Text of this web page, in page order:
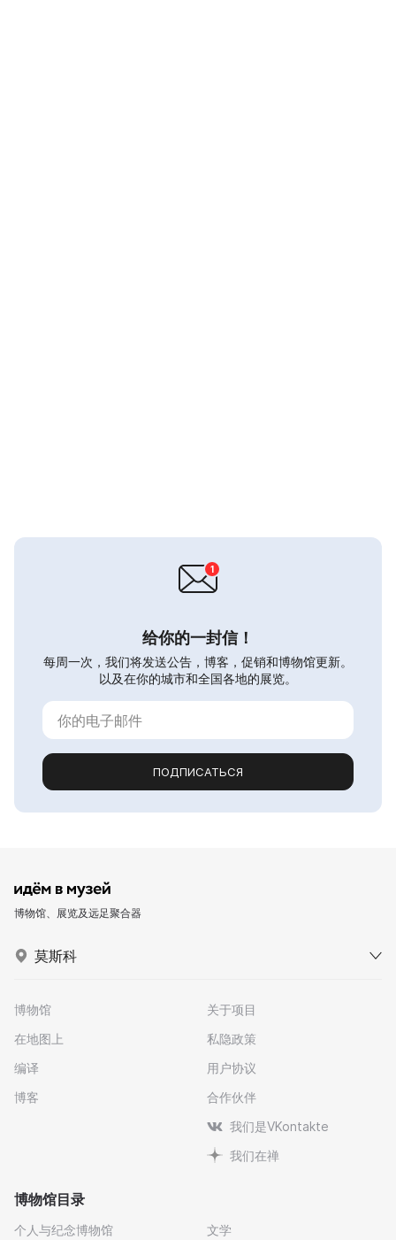
给你的一封信！
每周一次，我们将发送公告，博客，促销和博物馆更新。
以及在你的城市和全国各地的展览。
ПОДПИСАТЬСЯ
博物馆、展览及远足聚合器
莫斯科
博物馆
在地图上
编译
博客
关于项目
私隐政策
用户协议
合作伙伴
我们是VKontakte
我们在禅
博物馆目录
个人与纪念博物馆 文学